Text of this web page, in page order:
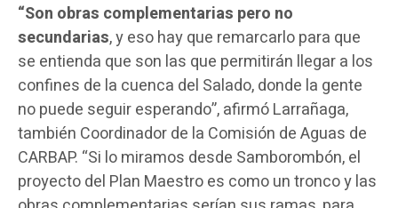
“Son obras complementarias pero no
secundarias, y eso hay que remarcarlo para que
se entienda que son las que permitirán llegar a los
confines de la cuenca del Salado, donde la gente
no puede seguir esperando”, afirmó Larrañaga,
también Coordinador de la Comisión de Aguas de
CARBAP. “Si lo miramos desde Samborombón, el
proyecto del Plan Maestro es como un tronco y las